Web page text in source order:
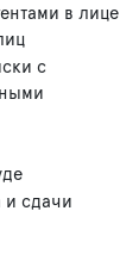
в лице
с
и сдачи